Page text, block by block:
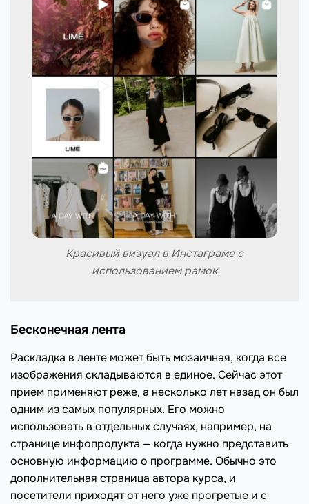
Красивый визуал в Инстаграме с
использованием рамок
Бесконечная лента
Раскладка в ленте может быть мозаичная, когда все
изображения складываются в единое. Сейчас этот
прием применяют реже, а несколько лет назад он был
одним из самых популярных. Его можно
использовать в отдельных случаях, например, на
странице инфопродукта — когда нужно представить
основную информацию о программе. Обычно это
дополнительная страница автора курса, и
посетители приходят от него уже прогретые и с